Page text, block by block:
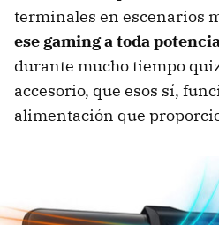
terminales en escenarios
ese gaming a toda
durante mucho tiempo
accesorio, que esos sí,
alimentación que